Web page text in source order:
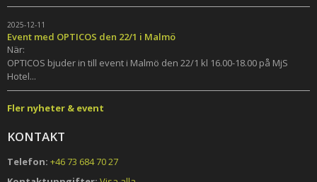
2025-12-11
Event med OPTICOS den 22/1 i Malmö
När:
OPTICOS bjuder in till event i Malmö den 22/1 kl 16.00-18.00 på MjS
Hotel...
Fler nyheter & event
KONTAKT
Telefon: +46 73 684 70 27